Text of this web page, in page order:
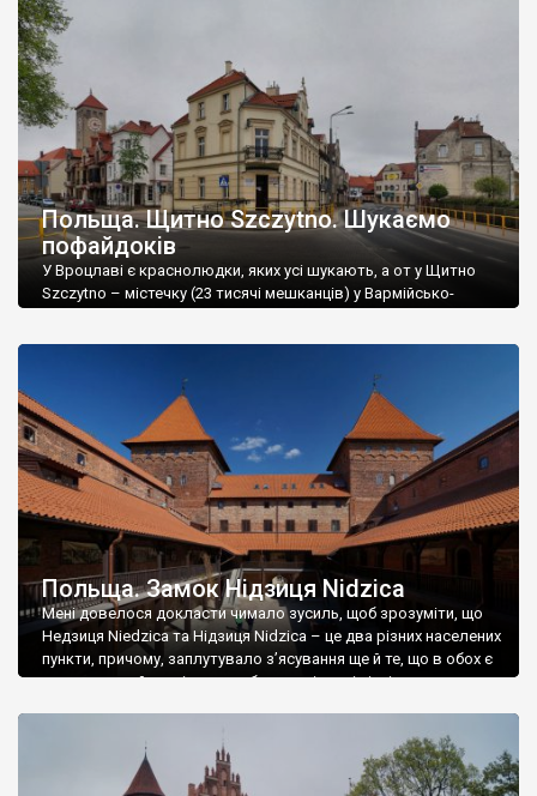
не готичний, а неоготичний – яка гарна репліка. Його звели у
1894–1897 рр. […]
Польща. Щитно Szczytno. Шукаємо
пофайдоків
У Вроцлаві є краснолюдки, яких усі шукають, а от у Щитно
Szczytno – містечку (23 тисячі мешканців) у Вармійсько-
пофайдоків у Щитно було тринадцять. Чи додалось їх у
період карантину – хтозна. Хоча місто […]
Польща. Замок Нідзиця Nidzica
Мені довелося докласти чимало зусиль, щоб зрозуміти, що
Недзиця Niedzica та Нідзиця Nidzica – це два різних населених
пункти, причому, заплутувало з’ясування ще й те, що в обох є
замки, та ще й гарні замки, збережені, хоч і ніскілечки не